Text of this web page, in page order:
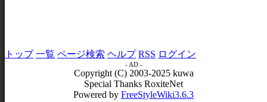
トップ 一覧 ページ検索 ヘルプ RSS ログイン
- AD -
Copyright (C) 2003-2025 kuwa
Special Thanks RoxiteNet
Powered by FreeStyleWiki3.6.3